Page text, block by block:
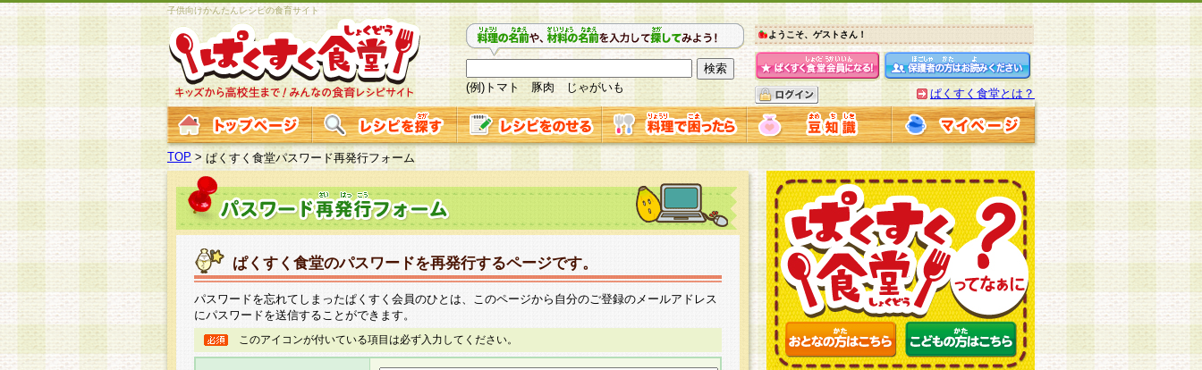
子供向けかんたんレシピの食育サイト
(例)トマト 豚肉 じゃがいも
ようこそ、ゲストさん！
ぱくすく食堂とは？
TOP >ぱくすく食堂パスワード再発行フォーム
ぱくすく食堂のパスワードを再発行するページです。
パスワードを忘れてしまったぱくすく会員のひとは、このページから自分のご登録のメールアドレス
にパスワードを送信することができます。
このアイコンが付いている項目は必ず入力してください。